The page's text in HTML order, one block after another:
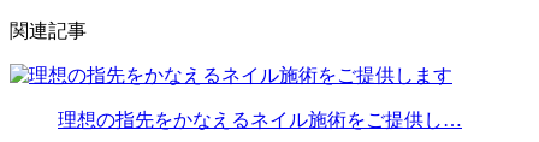
関連記事
理想の指先をかなえるネイル施術をご提供し…